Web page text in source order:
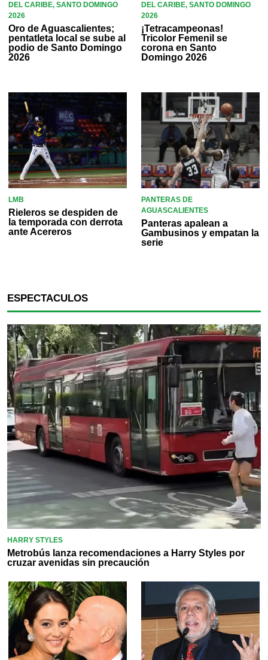
DEL CARIBE, SANTO DOMINGO
2026
Oro de Aguascalientes;
pentatleta local se sube al
podio de Santo Domingo
2026
DEL CARIBE, SANTO DOMINGO
2026
¡Tetracampeonas!
Tricolor Femenil se
corona en Santo
Domingo 2026
LMB
Rieleros se despiden de
la temporada con derrota
ante Acereros
PANTERAS DE
AGUASCALIENTES
Panteras apalean a
Gambusinos y empatan la
serie
ESPECTACULOS
HARRY STYLES
Metrobús lanza recomendaciones a Harry Styles por
cruzar avenidas sin precaución